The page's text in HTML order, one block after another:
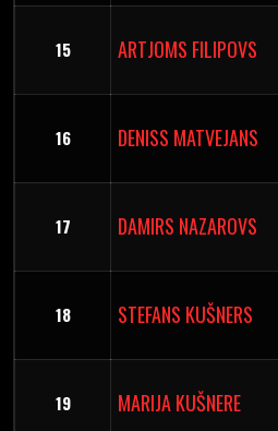
15 ARTJOMS FILIPOVS
16 DENISS MATVEJANS
17 DAMIRS NAZAROVS
18 STEFANS KUŠNERS
19 MARIJA KUŠNERE